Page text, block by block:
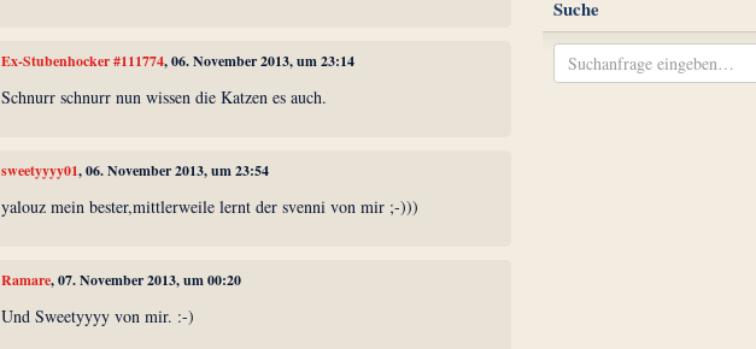
Ex-Stubenhocker #111774, 06. November 2013, um 23:14
Schnurr schnurr nun wissen die Katzen es auch.
sweetyyyy01, 06. November 2013, um 23:54
yalouz mein bester,mittlerweile lernt der svenni von mir ;-)))
Ramare, 07. November 2013, um 00:20
Und Sweetyyyy von mir. :-)
Suche